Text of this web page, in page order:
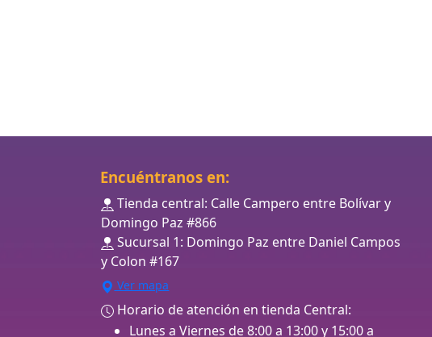
Encuéntranos en:
Tienda central: Calle Campero entre Bolívar y
Domingo Paz #866
Sucursal 1: Domingo Paz entre Daniel Campos
y Colon #167
Ver mapa
Horario de atención en tienda Central:
Lunes a Viernes de 8:00 a 13:00 y 15:00 a